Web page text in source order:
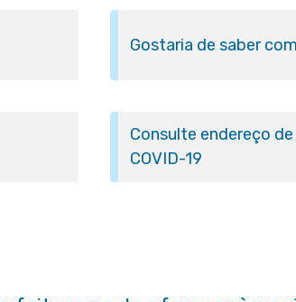
Gostaria de saber
Consulte endereço
COVID-19